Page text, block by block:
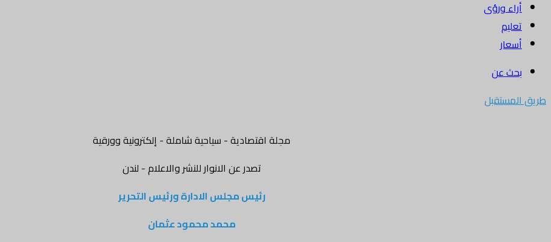
أراء ورؤى
تعليم
أسعار
بحث عن
طريق المستقبل
مجلة اقتصادية - سياحية شاملة - إلكترونية وورقية
تصدر عن الانوار للنشر والاعلام - لندن
رئيس مجلس الادارة ورئيس التحرير
محمد محمود عثمان